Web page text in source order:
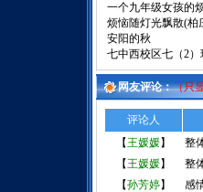
一个九年级女孩的
烦恼随灯光飘散(柏
安阳的秋
七中西校区七（2
网友评论：（只
评论人
【王媛媛】
整
【王媛媛】
整
【孙芳婷】
感